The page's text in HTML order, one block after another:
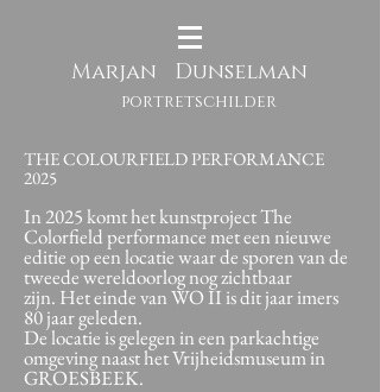
Marjan Dunselman
portretschilder
THE COLOURFIELD PERFORMANCE
2025
In 2025 komt het kunstproject The
Colorfield performance met een nieuwe
editie op een locatie waar de sporen van de
tweede wereldoorlog nog zichtbaar
zijn. Het einde van WO II is dit jaar imers
80 jaar geleden.
De locatie is gelegen in een parkachtige
omgeving naast het Vrijheidsmuseum in
GROESBEEK.